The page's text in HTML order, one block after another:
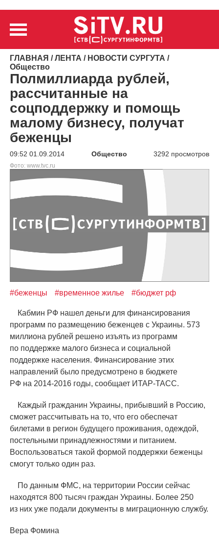
ГЛАВНАЯ /ЛЕНТА / НОВОСТИ СУРГУТА /
Общество
Полмиллиарда рублей,
рассчитанные на
соцподдержку и помощь
малому бизнесу, получат
беженцы
09:52 01.09.2014 Общество 3292 просмотров
Фото: www.tvc.ru
#беженцы #временное жилье #бюджет рф
Кабмин РФ нашел деньги для финансирования
программ по размещению беженцев с Украины. 573
миллиона рублей решено изъять из программ
по поддержке малого бизнеса и социальной
поддержке населения. Финансирование этих
направлений было предусмотрено в бюджете
РФ на 2014-2016 годы, сообщает ИТАР-ТАСС.
Каждый гражданин Украины, прибывший в Россию,
сможет рассчитывать на то, что его обеспечат
билетами в регион будущего проживания, одеждой,
постельными принадлежностями и питанием.
Воспользоваться такой формой поддержки беженцы
смогут только один раз.
По данным ФМС, на территории России сейчас
находятся 800 тысяч граждан Украины. Более 250
из них уже подали документы в миграционную службу.
Вера Фомина